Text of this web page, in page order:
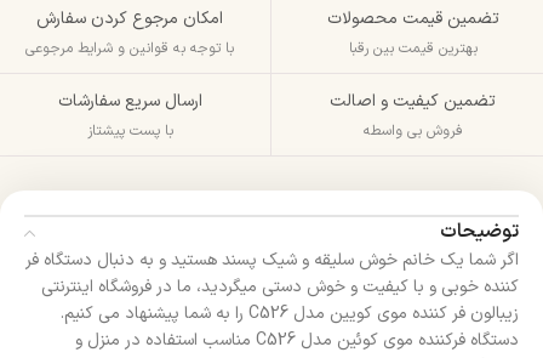
تضمین قیمت محصولات
بهترین قیمت بین رقبا
امکان مرجوع کردن سفارش
با توجه به قوانین و شرایط مرجوعی
تضمین کیفیت و اصالت
فروش بی واسطه
ارسال سریع سفارشات
با پست پیشتاز
توضیحات
اگر شما یک خانم خوش سلیقه و شیک پسند هستید و به دنبال دستگاه فر
کننده خوبی و با کیفیت و خوش دستی میگردید، ما در فروشگاه اینترنتی
زیبالون فر کننده موی کویین مدل C526 را به شما پیشنهاد می کنیم.
دستگاه فرکننده موی کوئین مدل C526 مناسب استفاده در منزل و